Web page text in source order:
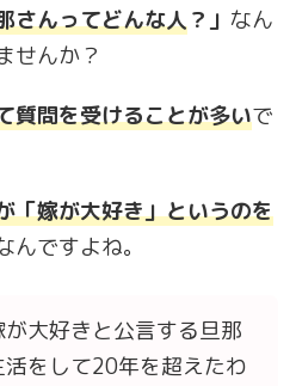
さんってどんな人？」 なん
せんか？
質問を受けることが多いで
「嫁が大好き」というのを
んですよね。
大好きと公言する旦那
活をして20年を超えたわ